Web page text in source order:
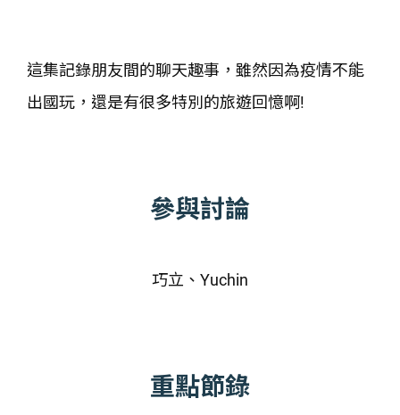
這集記錄朋友間的聊天趣事，雖然因為疫情不能
出國玩，還是有很多特別的旅遊回憶啊!
參與討論
巧立、Yuchin
重點節錄